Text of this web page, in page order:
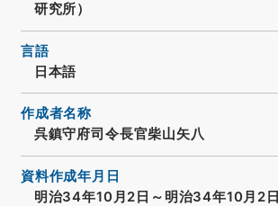
研究所）
言語
日本語
作成者名称
呉鎮守府司令長官柴山矢八
資料作成年月日
明治34年10月2日～明治34年10月2日